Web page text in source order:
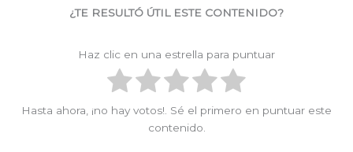
¿TE RESULTÓ ÚTIL ESTE CONTENIDO?
Haz clic en una estrella para puntuar
Hasta ahora, ¡no hay votos!. Sé el primero en puntuar este
contenido.